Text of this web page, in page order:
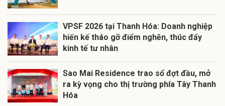
VPSF 2026 tại Thanh Hóa: Doanh nghiệp
hiến kế tháo gỡ điểm nghẽn, thúc đẩy
kinh tế tư nhân
Sao Mai Residence trao sổ đợt đầu, mở
ra kỳ vọng cho thị trường phía Tây Thanh
Hóa